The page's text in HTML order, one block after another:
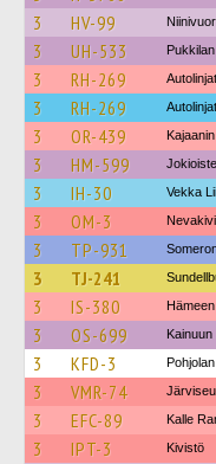
3 HV-99
3 UH-533
3 RH-269 Autolinjat
3 RH-269 Autolinjat
3 OR-439
3 HM-599
3 IH-30 Vekka
3 OM-3 Nevakivi
3 TP-931
3 TJ-241
3 IS-380
3 OS-699 Kainuun
3 KFD-3
3 VMR-74
3 EFC-89 Kalle
3 IPT-3 Kivistö